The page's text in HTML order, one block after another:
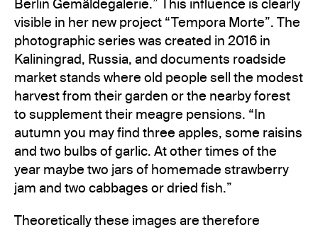
Berlin Gemäldegalerie.” This influence is clearly
visible in her new project “Tempora Morte”. The
photographic series was created in 2016 in
Kaliningrad, Russia, and documents roadside
market stands where old people sell the modest
harvest from their garden or the nearby forest
to supplement their meagre pensions. “In
autumn you may find three apples, some raisins
and two bulbs of garlic. At other times of the
year maybe two jars of homemade strawberry
jam and two cabbages or dried fish.”
Theoretically these images are therefore